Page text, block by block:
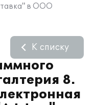
в ООО
8.
К списку